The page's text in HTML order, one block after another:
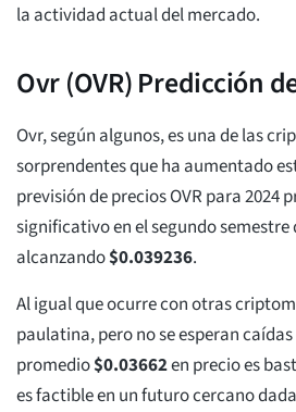
la actividad actual del mercado.
Ovr (OVR) Predicción
Ovr, según algunos, es una de las
sorprendentes que ha aumentado
previsión de precios OVR para 2024
significativo en el segundo
alcanzando$0.039236.
Al igual que ocurre con otras
paulatina, pero no se esperan
promedio$0.03662en precio es
es factible en un futuro cercano